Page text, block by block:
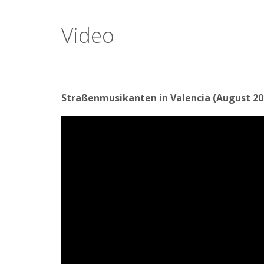
Video
Straßenmusikanten in Valencia (August